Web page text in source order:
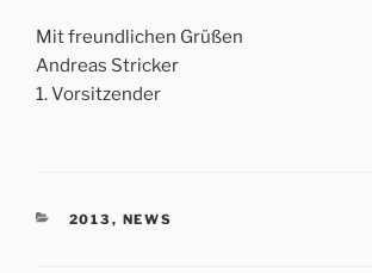
Mit freundlichen Grüßen
Andreas Stricker
1. Vorsitzender
KATEGORIEN
2013 , NEWS